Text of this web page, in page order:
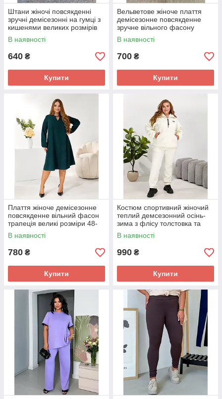
Штани жіночі повсякденні
зручні демісезонні на гумці з
кишенями великих розмірів
48-58
В наявності
640 ₴
Купити
Вельветове жіноче плаття
демісезонне повсякденне
зручне вільного фасону
великі розміри
В наявності
700 ₴
Купити
Плаття жіноче демісезонне
повсякденне вільний фасон
трапеція великі розміри 48-
62
В наявності
780 ₴
Купити
Костюм спортивний жіночий
теплий демсезонний осінь-
зима з флісу толстовка та
штани батал
В наявності
990 ₴
Купити